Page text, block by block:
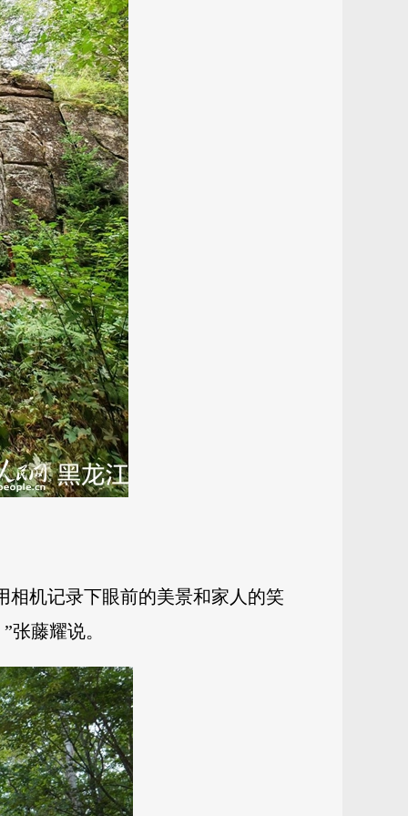
相机记录下眼前的美景和家人的笑
藤耀说。